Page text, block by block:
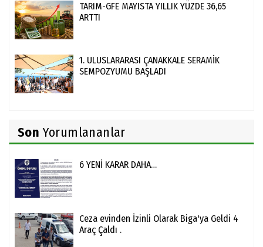
TARIM-GFE MAYISTA YILLIK YÜZDE 36,65
ARTTI
1. ULUSLARARASI ÇANAKKALE SERAMİK
SEMPOZYUMU BAŞLADI
Son Yorumlananlar
6 YENİ KARAR DAHA…
Ceza evinden İzinli Olarak Biga'ya Geldi 4
Araç Çaldı .